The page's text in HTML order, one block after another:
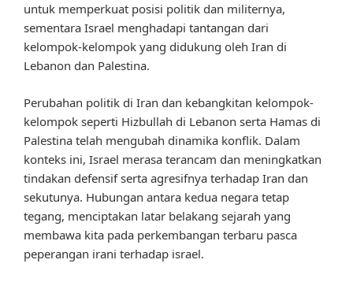
untuk memperkuat posisi politik dan militernya,
sementara Israel menghadapi tantangan dari
kelompok-kelompok yang didukung oleh Iran di
Lebanon dan Palestina.
Perubahan politik di Iran dan kebangkitan kelompok-
kelompok seperti Hizbullah di Lebanon serta Hamas di
Palestina telah mengubah dinamika konflik. Dalam
konteks ini, Israel merasa terancam dan meningkatkan
tindakan defensif serta agresifnya terhadap Iran dan
sekutunya. Hubungan antara kedua negara tetap
tegang, menciptakan latar belakang sejarah yang
membawa kita pada perkembangan terbaru pasca
peperangan irani terhadap israel.